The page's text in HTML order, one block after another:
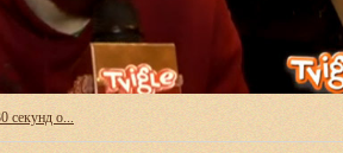
секунд о...